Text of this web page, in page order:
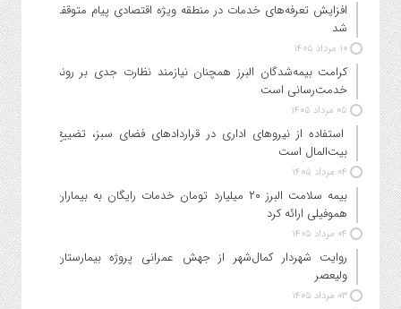
افزایش تعرفه‌های خدمات در منطقه ویژه اقتصادی پیام متوقف
شد
۱۰ مرداد ۱۴۰۵
کرامت بیمه‌شدگان البرز همچنان نیازمند نظارت جدی بر روند
خدمت‌رسانی است
۰۵ مرداد ۱۴۰۵
استفاده از نیروهای اداری در قراردادهای فضای سبز، تضییع
بیت‌المال است
۰۴ مرداد ۱۴۰۵
بیمه سلامت البرز ۲۰ میلیارد تومان خدمات رایگان به بیماران
هموفیلی ارائه کرد
۰۴ مرداد ۱۴۰۵
روایت شهردار کمال‌شهر از جهش عمرانی پروژه بیمارستان
ولیعصر
۰۳ مرداد ۱۴۰۵